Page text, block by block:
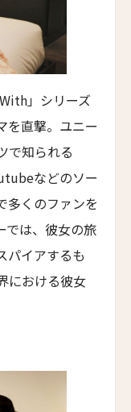
・ティエノー
」シリーズ
を直撃。ユニー
で知られる
などのソー
多くのファンを
では、彼女の旅
パイアするも
における彼女